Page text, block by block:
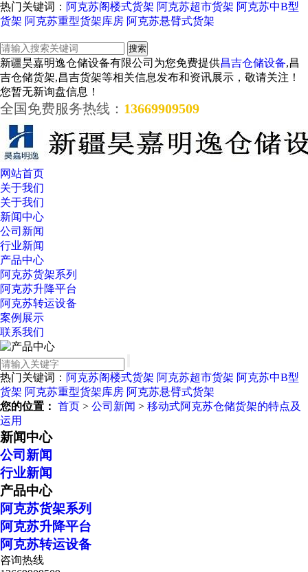
热门关键词： 阿克苏阁楼式货架 阿克苏超市货架 阿克苏中B型
货架 阿克苏重型货架库房 阿克苏悬臂式货架
新疆昊嘉明逸仓储设备有限公司为您免费提供昌吉仓储设备,昌
吉仓储货架,昌吉货架等相关信息发布和资讯展示，敬请关注！
您暂无新询盘信息！
全国免费服务热线： 13669909509
网站首页
关于我们
关于我们
新闻中心
公司新闻
行业新闻
产品中心
阿克苏货架系列
阿克苏升降平台
阿克苏转运设备
案例展示
联系我们
热门关键词： 阿克苏阁楼式货架 阿克苏超市货架 阿克苏中B型
货架 阿克苏重型货架库房 阿克苏悬臂式货架
您的位置： 首页 > 公司新闻 > 移动式阿克苏仓储货架的特点及
运用
新闻中心
公司新闻
行业新闻
产品中心
阿克苏货架系列
阿克苏升降平台
阿克苏转运设备
咨询热线